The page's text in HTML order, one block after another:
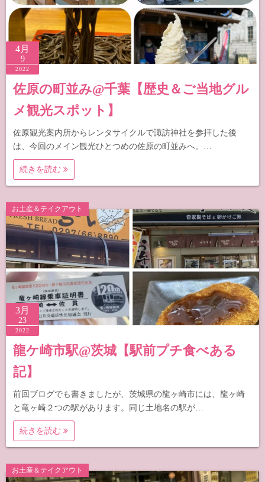
4月
9
2022
佐原の町並み@千葉【歴史＆ご当地グル
メ観光スポット】
佐原観光案内所からレンタサイクルで諏訪神社を参拝した後
は、今回のメイン観光ひとつめの佐原の町並みへ。…
続きを読む
お土産＆テイクアウト
3月
23
2022
龍ケ崎市駅@茨城【駅前プチ食べある
記】
前回ブログでも書きましたが、茨城県の龍ヶ崎市には、龍ヶ崎
と竜ヶ崎２つの駅があります。同じ土地名の駅が…
続きを読む
お土産＆テイクアウト